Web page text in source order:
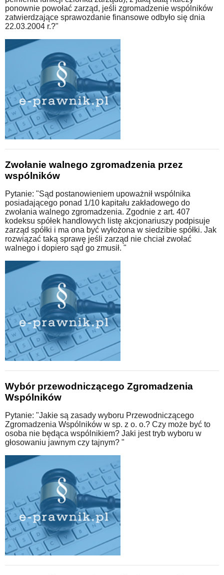
ponownie powołać zarząd, jeśli zgromadzenie wspólników
zatwierdzające sprawozdanie finansowe odbyło się dnia
22.03.2004 r.?"
Zwołanie walnego zgromadzenia przez
wspólników
Pytanie: "Sąd postanowieniem upoważnił wspólnika
posiadającego ponad 1/10 kapitału zakładowego do
zwołania walnego zgromadzenia. Zgodnie z art. 407
kodeksu spółek handlowych listę akcjonariuszy podpisuje
zarząd spółki i ma ona być wyłożona w siedzibie spółki. Jak
rozwiązać taką sprawę jeśli zarząd nie chciał zwołać
walnego i dopiero sąd go zmusił. "
Wybór przewodniczącego Zgromadzenia
Wspólników
Pytanie: "Jakie są zasady wyboru Przewodniczącego
Zgromadzenia Wspólników w sp. z o. o.? Czy może być to
osoba nie będąca wspólnikiem? Jaki jest tryb wyboru w
głosowaniu jawnym czy tajnym? "